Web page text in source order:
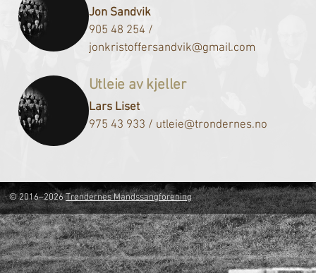
Jon Sandvik
905 48 254 /
jonkristoffersandvik@gmail.com
Utleie av kjeller
Lars Liset
975 43 933 / utleie@trondernes.no
© 2016–2026Trøndernes Mandssangforening